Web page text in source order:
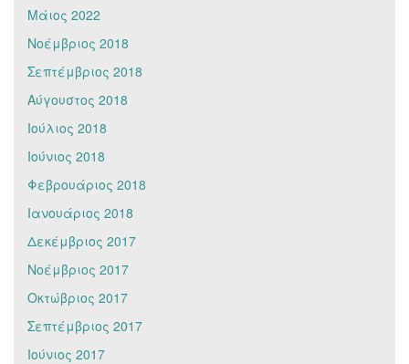
Μάιος 2022
Νοέμβριος 2018
Σεπτέμβριος 2018
Αύγουστος 2018
Ιούλιος 2018
Ιούνιος 2018
Φεβρουάριος 2018
Ιανουάριος 2018
Δεκέμβριος 2017
Νοέμβριος 2017
Οκτώβριος 2017
Σεπτέμβριος 2017
Ιούνιος 2017